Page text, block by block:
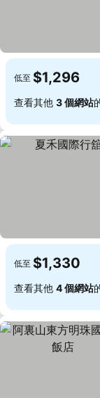
低至 $1,296
查看其他 3 個網站
低至 $1,330
查看其他 4 個網站